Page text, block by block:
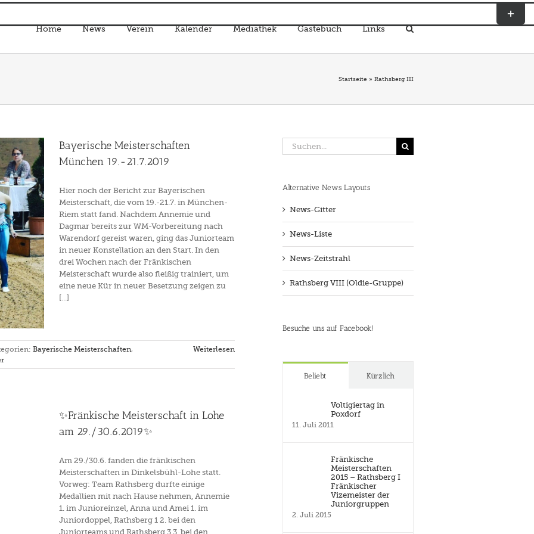
Home News Verein Kalender Mediathek Gästebuch Links
Startseite » Rathsberg III
Bayerische Meisterschaften
München 19.-21.7.2019
Hier noch der Bericht zur Bayerischen
Meisterschaft, die vom 19.-21.7. in München-
Riem statt fand. Nachdem Annemie und
Dagmar bereits zur WM-Vorbereitung nach
Warendorf gereist waren, ging das Juniorteam
in neuer Konstellation an den Start. In den
drei Wochen nach der Fränkischen
Meisterschaft wurde also fleißig trainiert, um
eine neue Kür in neuer Besetzung zeigen zu
[...]
Bayerische Meisterschaften,
Weiterlesen
✨Fränkische Meisterschaft in Lohe
am 29./30.6.2019✨
Am 29./30.6. fanden die fränkischen
Meisterschaften in Dinkelsbühl-Lohe statt.
Vorweg: Team Rathsberg durfte einige
Medallien mit nach Hause nehmen, Annemie
1. im Junioreinzel, Anna und Amei 1. im
Juniordoppel, Rathsberg 1 2. bei den
Juniorteams und Rathsberg 3 3. bei den
Suche
nach:
Alternative News Layouts
News-Gitter
News-Liste
News-Zeitstrahl
Rathsberg VIII (Oldie-Gruppe)
Besuche uns auf Facebook!
Beliebt Kürzlich
Voltigiertag in
Poxdorf
11. Juli 2011
Fränkische
Meisterschaften
2015 – Rathsberg I
Fränkischer
Vizemeister der
Juniorgruppen
2. Juli 2015
Toggle
Sliding